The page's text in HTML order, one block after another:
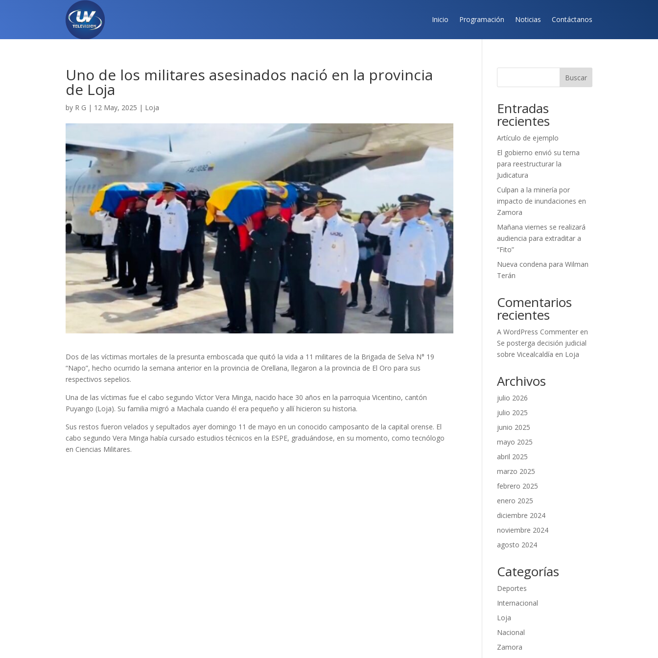
Inicio Programación Noticias Contáctanos
Uno de los militares asesinados nació en la provincia
de Loja
by R G | 12 May, 2025 | Loja
Dos de las víctimas mortales de la presunta emboscada que quitó la vida a 11 militares de la Brigada de Selva N° 19
“Napo”, hecho ocurrido la semana anterior en la provincia de Orellana, llegaron a la provincia de El Oro para sus
respectivos sepelios.
Una de las víctimas fue el cabo segundo Víctor Vera Minga, nacido hace 30 años en la parroquia Vicentino, cantón
Puyango (Loja). Su familia migró a Machala cuando él era pequeño y allí hicieron su historia.
Sus restos fueron velados y sepultados ayer domingo 11 de mayo en un conocido camposanto de la capital orense. El
cabo segundo Vera Minga había cursado estudios técnicos en la ESPE, graduándose, en su momento, como tecnólogo
en Ciencias Militares.
Buscar
Entradas
recientes
Artículo de ejemplo
El gobierno envió su terna
para reestructurar la
Judicatura
Culpan a la minería por
impacto de inundaciones en
Zamora
Mañana viernes se realizará
audiencia para extraditar a
“Fito”
Nueva condena para Wilman
Terán
Comentarios
recientes
A WordPress Commenter en
Se posterga decisión judicial
sobre Vicealcaldía en Loja
Archivos
julio 2026
julio 2025
junio 2025
mayo 2025
abril 2025
marzo 2025
febrero 2025
enero 2025
diciembre 2024
noviembre 2024
agosto 2024
Categorías
Deportes
Internacional
Loja
Nacional
Zamora